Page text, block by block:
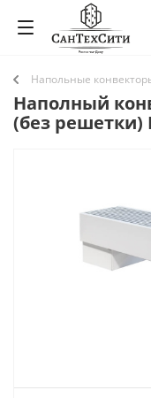
Напольные
Наполный
(без решетки)